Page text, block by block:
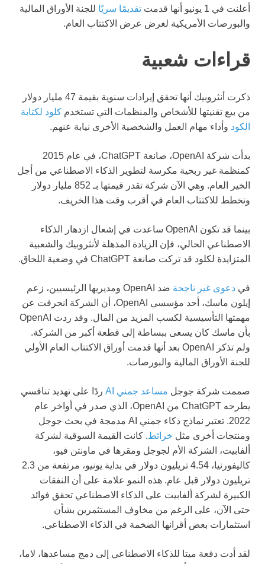
أعلنت في 1 يونيو أنها قدمت
تقديمًا سريًا للجنة الأوراق المالية
والبورصات الأمريكية لغرض عرض الاكتتاب العام.
قراءات شعبية
ذكرت أنثروبيك أنها تحقق إيرادات سنوية بقيمة 47 مليار دولار
من بيع تقنيتها للأشخاص والمنظمات التي تستخدم كلود لكتابة
الكود وأداء مهام العمل والشخصية الأخرى نيابة عنهم.
بدأت شركة OpenAI، صانعة ChatGPT، في عام 2015
كمنظمة غير ربحية مكرسة لتطوير الذكاء الاصطناعي من أجل
الخير العام. وهي الآن شركة تقدر قيمتها بـ 852 مليار دولار
وتخطط للاكتتاب العام في أقرب وقت هذا الخريف.
بينما قد تكون OpenAI ساعدت في إشعال ازدهار الذكاء
الاصطناعي الحالي، فإن الزيادة المذهلة لأنثروبيك والشعبية
المتزايدة لكلود قد تركت صانعة ChatGPT في وضعية اللحاق.
في دعوى غير ناجحة
ضد OpenAI ومديريها الرئيسيين، زعم
إيلون ماسك، أحد مؤسسي OpenAI، أن الشركة انحرفت عن
مهمتها التأسيسية لكسب المزيد من المال. وقد ردت OpenAI
بأن ماسك كان يسعى ببساطة إلى قطعة أكبر من الشركة.
ولم تذكر OpenAI بعد أنها قدمت أوراق الاكتتاب العام الأولي
للجنة الأوراق المالية والبورصات.
صممت شركة جوجل مساعد جمني AI
ردًا على تهديد تنافسي
يطرحه ChatGPT من OpenAI، الذي صدر في أواخر عام
2022. تعتبر نماذج ذكاء جمني AI مدمجة في بحث جوجل
ومنتجات أخرى مثل خرائط. كانت القيمة السوقية لشركة
ألفابيت، الشركة الأم لجوجل ومقرها في ماونتن فيو،
كاليفورنيا، 4.54 تريليون دولار في بداية يونيو، مرتفعة من 2.3
تريليون دولار قبل عام. هذه النمو علامة على أن النفقات
الكبيرة لشركة ألفابيت على الذكاء الاصطناعي تحقق فوائد
حتى الآن، على الرغم من مخاوف المستثمرين بشأن
استثمارات بعض أقرانها الضخمة في الذكاء الاصطناعي.
لقد أدت دفعة ميتا للذكاء الاصطناعي إلى دمج مساعدها، لاما،